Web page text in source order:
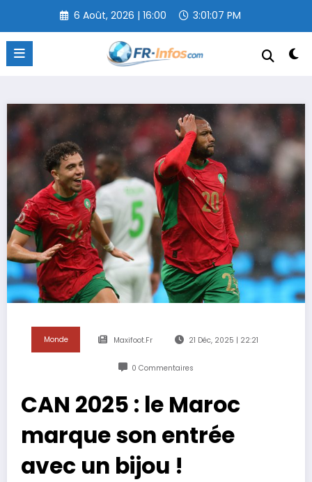
contenu
6 Août, 2026 | 16:00 3:01:08 PM
Monde Maxifoot.fr 21 Déc, 2025 | 22:21
0 Commentaires
CAN 2025 : le Maroc
marque son entrée
avec un bijou !